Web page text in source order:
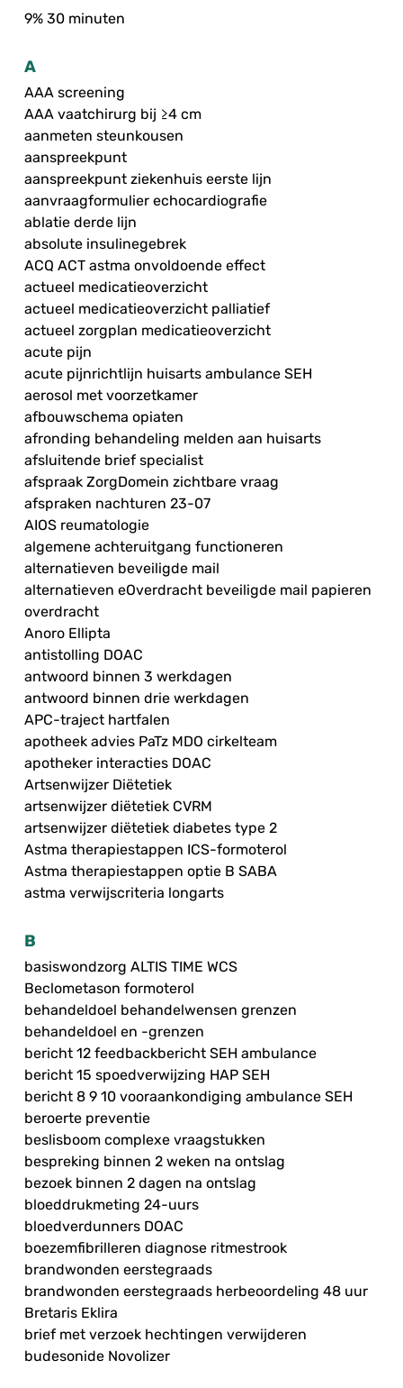
9% 30 minuten
A
AAA screening
AAA vaatchirurg bij ≥4 cm
aanmeten steunkousen
aanspreekpunt
aanspreekpunt ziekenhuis eerste lijn
aanvraagformulier echocardiografie
ablatie derde lijn
absolute insulinegebrek
ACQ ACT astma onvoldoende effect
actueel medicatieoverzicht
actueel medicatieoverzicht palliatief
actueel zorgplan medicatieoverzicht
acute pijn
acute pijnrichtlijn huisarts ambulance SEH
aerosol met voorzetkamer
afbouwschema opiaten
afronding behandeling melden aan huisarts
afsluitende brief specialist
afspraak ZorgDomein zichtbare vraag
afspraken nachturen 23-07
AIOS reumatologie
algemene achteruitgang functioneren
alternatieven beveiligde mail
alternatieven eOverdracht beveiligde mail papieren
overdracht
Anoro Ellipta
antistolling DOAC
antwoord binnen 3 werkdagen
antwoord binnen drie werkdagen
APC-traject hartfalen
apotheek advies PaTz MDO cirkelteam
apotheker interacties DOAC
Artsenwijzer Diëtetiek
artsenwijzer diëtetiek CVRM
artsenwijzer diëtetiek diabetes type 2
Astma therapiestappen ICS-formoterol
Astma therapiestappen optie B SABA
astma verwijscriteria longarts
B
basiswondzorg ALTIS TIME WCS
Beclometason formoterol
behandeldoel behandelwensen grenzen
behandeldoel en -grenzen
bericht 12 feedbackbericht SEH ambulance
bericht 15 spoedverwijzing HAP SEH
bericht 8 9 10 vooraankondiging ambulance SEH
beroerte preventie
beslisboom complexe vraagstukken
bespreking binnen 2 weken na ontslag
bezoek binnen 2 dagen na ontslag
bloeddrukmeting 24-uurs
bloedverdunners DOAC
boezemfibrilleren diagnose ritmestrook
brandwonden eerstegraads
brandwonden eerstegraads herbeoordeling 48 uur
Bretaris Eklira
brief met verzoek hechtingen verwijderen
budesonide Novolizer